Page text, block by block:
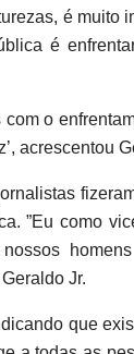
é muito
é
com o
acrescentou
”Eu como
Jr.
que